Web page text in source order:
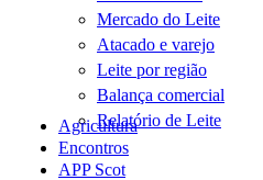
Mercado do Leite
Atacado e varejo
Leite por região
Balança comercial
Relatório de Leite
Agricultura
Encontros
APP Scot